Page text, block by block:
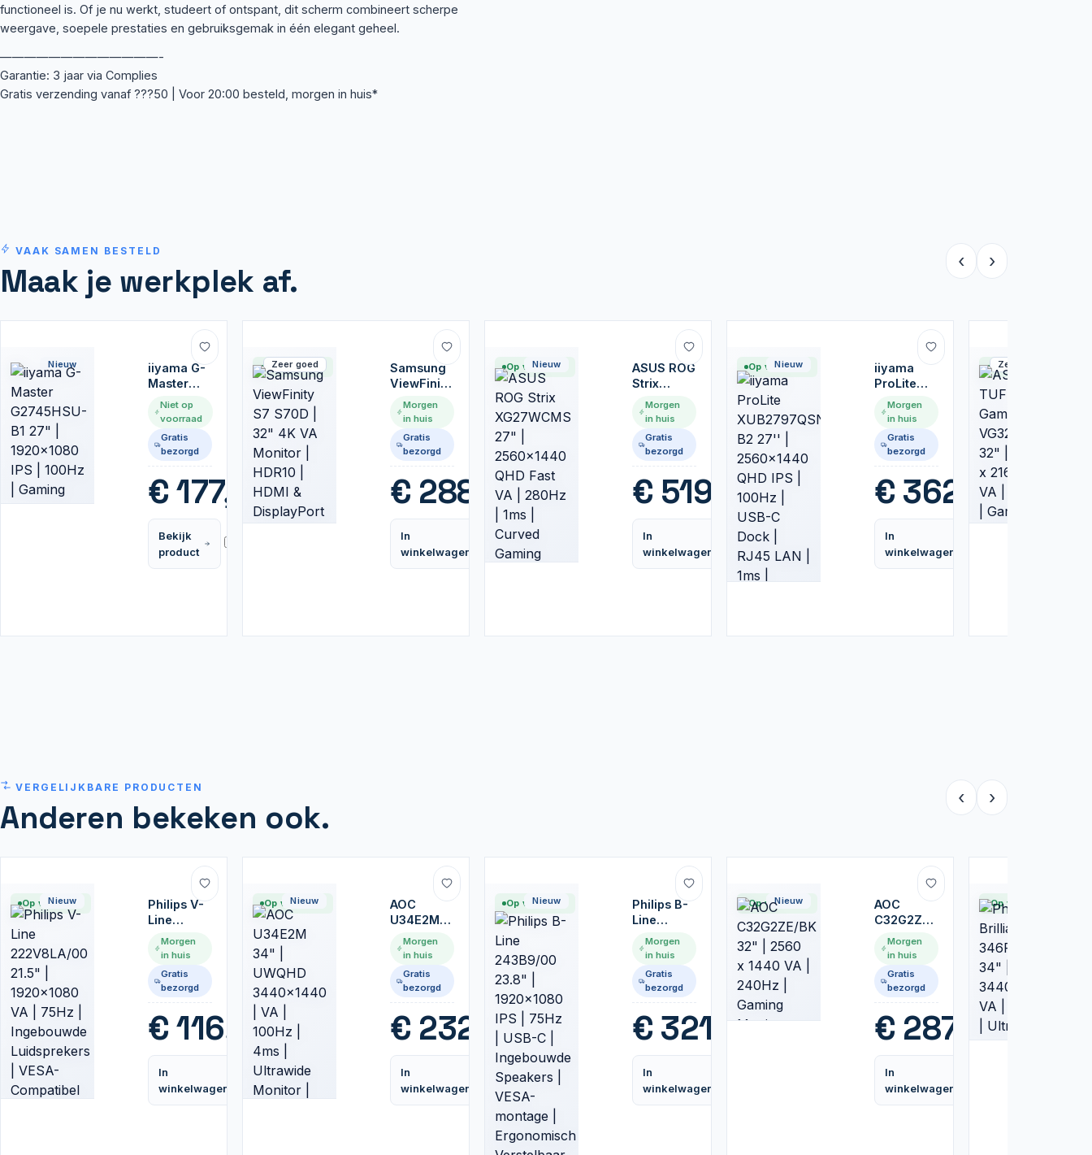
functioneel is. Of je nu werkt, studeert of ontspant, dit scherm combineert scherpe
weergave, soepele prestaties en gebruiksgemak in één elegant geheel.
—————————————-
Garantie: 3 jaar via Complies
Gratis verzending vanaf ???50 | Voor 20:00 besteld, morgen in huis*
VAAK SAMEN BESTELD
Maak je werkplek af.
‹ ›
Nieuw
iiyama G-
Master
G2745HSU-
B1 27" |
IPS |
100Hz |
Gaming
Monitor
Niet op
voorraad
Gratis
bezorgd
€177,99
Bekijk
product
Op voorraad
Zeer goed
Samsung
ViewFinity
S7 S70D |
32" 4K VA
HDR10 |
HDMI &
DisplayPort
| Zwart
Morgen
in huis
Gratis
bezorgd
€ 288,99
In
winkelwagen
Vergelijk
Op voorraad
Nieuw
ASUS ROG
Strix
XG27WCMS
27" |
QHD Fast
280Hz |
1ms |
Curved
Gaming
Monitor
Morgen
in huis
Gratis
bezorgd
€ 519,99
In
winkelwagen
Vergelijk
Op voorraad
Nieuw
iiyama
ProLite
XUB2797QSN-
B2 27'' |
QHD IPS |
100Hz |
USB-C
Dock |
RJ45 LAN
| 1ms |
Monitor
Morgen
in huis
Gratis
bezorgd
€ 362,99
In
winkelwagen
Op voorraad
Zeer goed
VERGELIJKBARE PRODUCTEN
Anderen bekeken ook.
‹ ›
Op voorraad
Nieuw
Philips V-
Line
222V8LA/00
21.5" |
VA | 75Hz
Ingebouwde
Luidsprekers
| VESA-
Compatibel
| Monitor
Morgen
in huis
Gratis
bezorgd
€116,99
In
winkelwagen
Vergelijk
Op voorraad
Nieuw
AOC
U34E2M
34" |
UWQHD
| VA |
100Hz |
4ms |
Ultrawide
Monitor |
Zwart
Morgen
in huis
Gratis
bezorgd
€ 232,99
In
winkelwagen
Vergelijk
Op voorraad
Nieuw
Philips B-
Line
243B9/00
23.8" |
IPS | 75Hz
| USB-C |
Ingebouwde
Speakers |
VESA-
montage |
Ergonomisch
Verstelbaar
Monitor
Morgen
in huis
Gratis
bezorgd
€ 321,99
In
winkelwagen
Op voorraad
Nieuw
AOC
C32G2ZE/BK
32" | 2560
x 1440 VA
Gaming
Monitor
Morgen
in huis
Gratis
bezorgd
€ 287,99
In
winkelwagen
Op voorraad